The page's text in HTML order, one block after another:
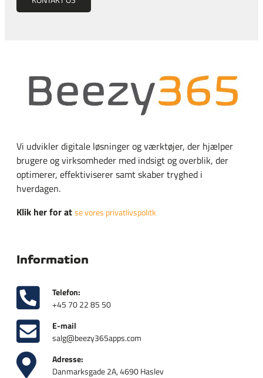
Vi udvikler digitale løsninger og værktøjer, der hjælper
brugere og virksomheder med indsigt og overblik, der
optimerer, effektiviserer samt skaber tryghed i
hverdagen.
Klik her for atse vores privatlivspolitk
Information
Telefon:
+45 70 22 85 50
E-mail
salg@beezy365apps.com
Adresse:
Danmarksgade 2A, 4690 Haslev